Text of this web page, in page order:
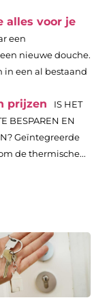
alles voor je
een
nieuwe douche.
in een al bestaand
prijzen
IS HET
BESPAREN EN
Geïntegreerde
de thermische...